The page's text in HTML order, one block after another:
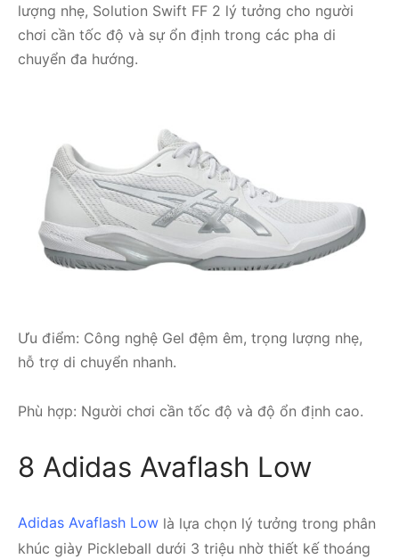
lượng nhẹ, Solution Swift FF 2 lý tưởng cho người
chơi cần tốc độ và sự ổn định trong các pha di
chuyển đa hướng.
Ưu điểm: Công nghệ Gel đệm êm, trọng lượng nhẹ,
hỗ trợ di chuyển nhanh.
Phù hợp: Người chơi cần tốc độ và độ ổn định cao.
8 Adidas Avaflash Low
Adidas Avaflash Low là lựa chọn lý tưởng trong phân
khúc giày Pickleball dưới 3 triệu nhờ thiết kế thoáng